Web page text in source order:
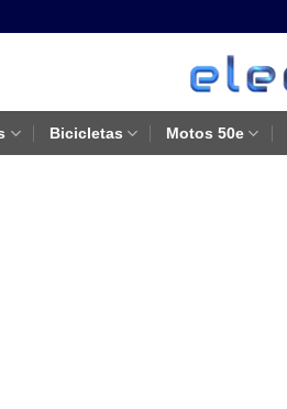
Bicicletas Motos 50e